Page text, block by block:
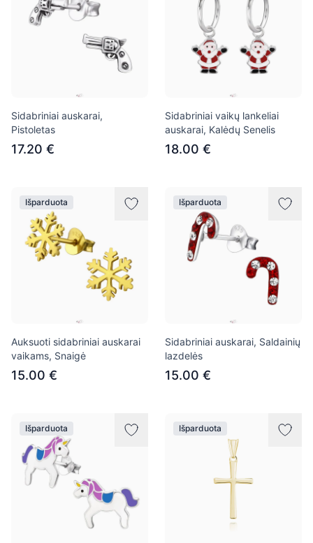
Sidabriniai auskarai,
Pistoletas
17.20 €
Sidabriniai vaikų lankeliai
auskarai, Kalėdų Senelis
18.00 €
Išparduota
Auksuoti sidabriniai auskarai
vaikams, Snaigė
15.00 €
Išparduota
Sidabriniai auskarai, Saldainių
lazdelės
15.00 €
Išparduota Išparduota